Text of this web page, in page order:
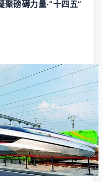
聚磅礴力量·“十四五”